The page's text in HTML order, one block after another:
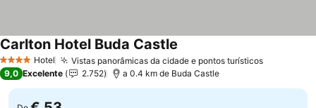
4 EstrelasHotel Vistas panorâmicas da cidade e pontos turísticosVer
Carlton Hotel Buda Castle
9,0 Excelente 2.752 a 0.4 km de Buda Castle